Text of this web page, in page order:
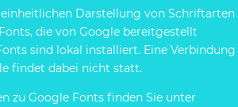
Darstellung von Schriftarten
die von Google bereitgestellt
sind lokal installiert. Eine Verbindung
findet dabei nicht statt.
zu Google Fonts finden Sie unter